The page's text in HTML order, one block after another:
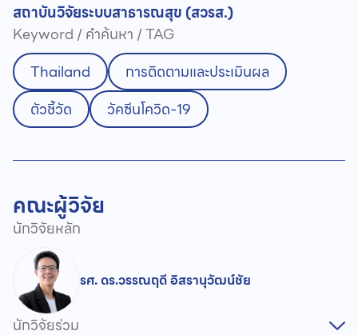
สถาบันวิจัยระบบสาธารณสุข (สวรส.)
Keyword / คำค้นหา / TAG
Thailand
การติดตามและประเมินผล
ตัวชี้วัด
วัคซีนโควิด-19
คณะผู้วิจัย
นักวิจัยหลัก
รศ. ดร.วรรณฤดี อิสรานุวัฒน์ชัย
นักวิจัยร่วม